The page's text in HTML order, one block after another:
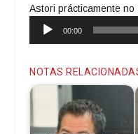
Astori prácticamente no
Reproductor
00:00
NOTAS